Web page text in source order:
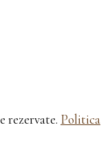
rezervate. Politica